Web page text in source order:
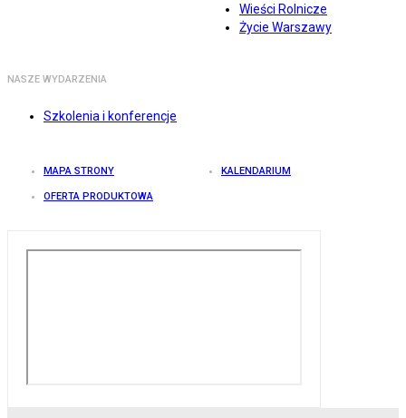
Wieści Rolnicze
Życie Warszawy
NASZE WYDARZENIA
Szkolenia i konferencje
MAPA STRONY KALENDARIUM
OFERTA PRODUKTOWA